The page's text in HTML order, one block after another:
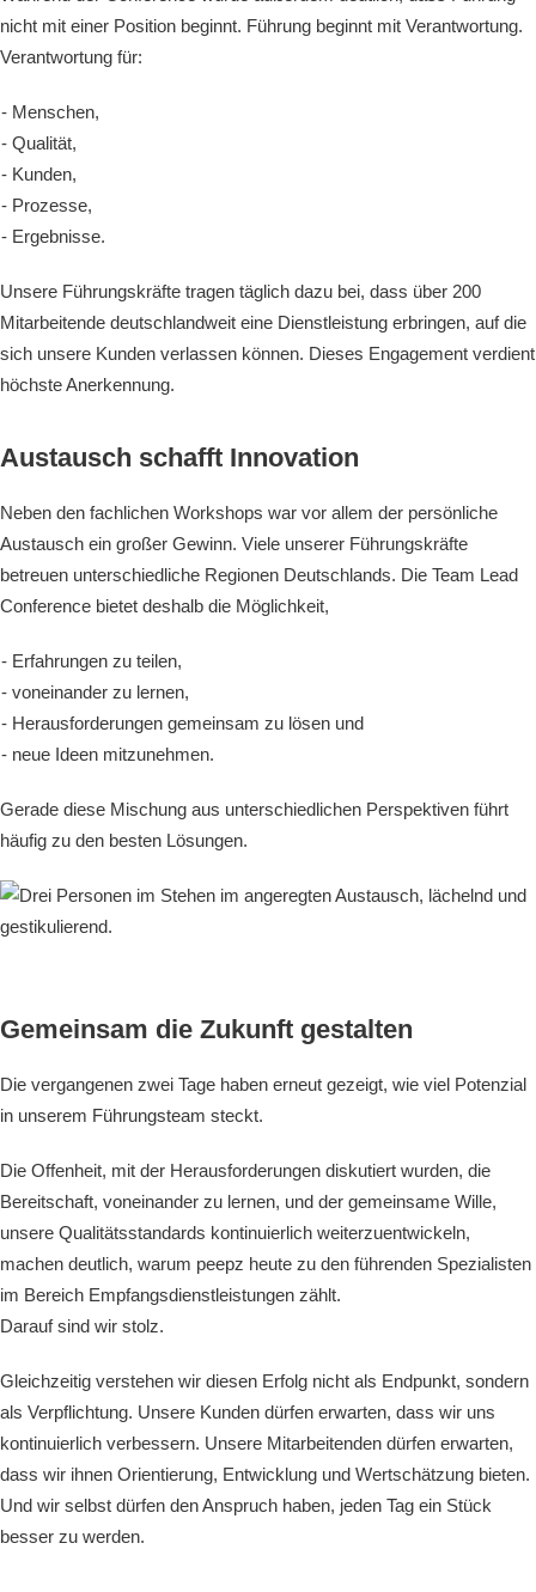
nicht mit einer Position beginnt. Führung beginnt mit Verantwortung.
Verantwortung für:
Menschen,
Qualität,
Kunden,
Prozesse,
Ergebnisse.
Unsere Führungskräfte tragen täglich dazu bei, dass über 200
Mitarbeitende deutschlandweit eine Dienstleistung erbringen, auf die
sich unsere Kunden verlassen können. Dieses Engagement verdient
höchste Anerkennung.
Austausch schafft Innovation
Neben den fachlichen Workshops war vor allem der persönliche
Austausch ein großer Gewinn. Viele unserer Führungskräfte
betreuen unterschiedliche Regionen Deutschlands. Die Team Lead
Conference bietet deshalb die Möglichkeit,
Erfahrungen zu teilen,
voneinander zu lernen,
Herausforderungen gemeinsam zu lösen und
neue Ideen mitzunehmen.
Gerade diese Mischung aus unterschiedlichen Perspektiven führt
häufig zu den besten Lösungen.
Gemeinsam die Zukunft gestalten
Die vergangenen zwei Tage haben erneut gezeigt, wie viel Potenzial
in unserem Führungsteam steckt.
Die Offenheit, mit der Herausforderungen diskutiert wurden, die
Bereitschaft, voneinander zu lernen, und der gemeinsame Wille,
unsere Qualitätsstandards kontinuierlich weiterzuentwickeln,
machen deutlich, warum peepz heute zu den führenden Spezialisten
im Bereich Empfangsdienstleistungen zählt.
Darauf sind wir stolz.
Gleichzeitig verstehen wir diesen Erfolg nicht als Endpunkt, sondern
als Verpflichtung. Unsere Kunden dürfen erwarten, dass wir uns
kontinuierlich verbessern. Unsere Mitarbeitenden dürfen erwarten,
dass wir ihnen Orientierung, Entwicklung und Wertschätzung bieten.
Und wir selbst dürfen den Anspruch haben, jeden Tag ein Stück
besser zu werden.